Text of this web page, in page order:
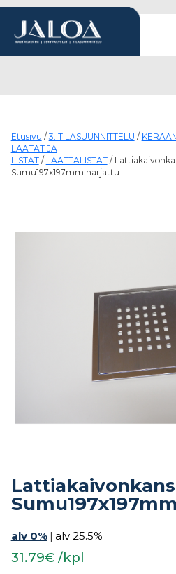
Päävalikko
Etusivu / 3. TILASUUNNITTELU /
LAATAT JA
LISTAT/ LAATTALISTAT/
Sumu197x197mm harjattu
alv 0% | alv 25.5%
31.79€ /kpl